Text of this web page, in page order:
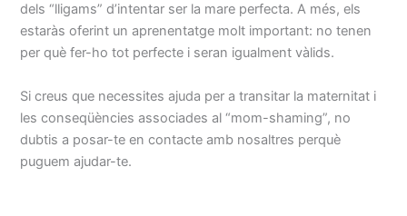
dels “lligams” d’intentar ser la mare perfecta. A més, els
estaràs oferint un aprenentatge molt important: no tenen
per què fer-ho tot perfecte i seran igualment vàlids.
Si creus que necessites ajuda per a transitar la maternitat i
les conseqüències associades al “mom-shaming”, no
dubtis a posar-te en contacte amb nosaltres perquè
puguem ajudar-te.